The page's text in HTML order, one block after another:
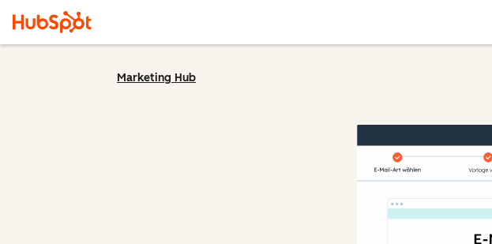
Marketing Hub